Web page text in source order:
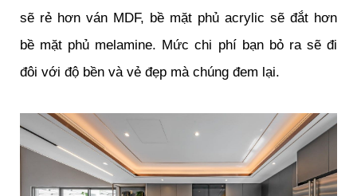
sẽ rẻ hơn ván MDF, bề mặt phủ acrylic sẽ đắt hơn
bề mặt phủ melamine. Mức chi phí bạn bỏ ra sẽ đi
đôi với độ bền và vẻ đẹp mà chúng đem lại.